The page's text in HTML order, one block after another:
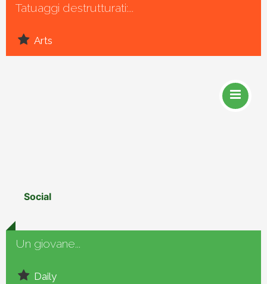
Tatuaggi destrutturati:...
Arts
Un giovane...
Daily
Social